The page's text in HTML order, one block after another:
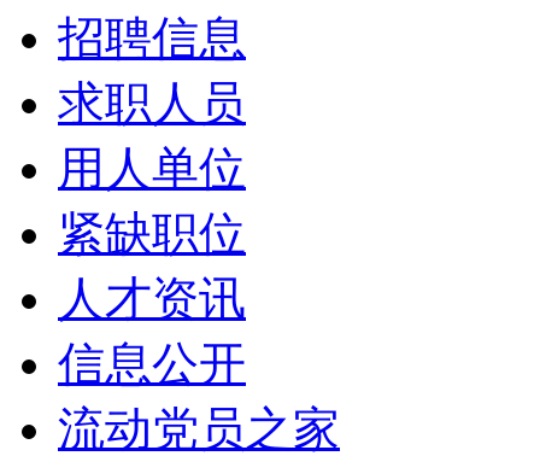
招聘信息
求职人员
用人单位
紧缺职位
人才资讯
信息公开
流动党员之家